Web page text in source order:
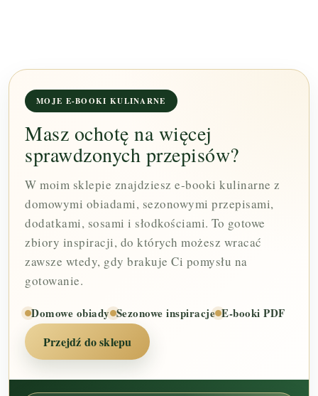
MOJE E-BOOKI KULINARNE
Masz ochotę na więcej
sprawdzonych przepisów?
W moim sklepie znajdziesz e-booki kulinarne z
domowymi obiadami, sezonowymi przepisami,
dodatkami, sosami i słodkościami. To gotowe
zbiory inspiracji, do których możesz wracać
zawsze wtedy, gdy brakuje Ci pomysłu na
gotowanie.
Domowe obiady Sezonowe inspiracje E-booki PDF
Przejdź do sklepu